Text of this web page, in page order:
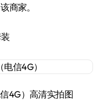
商家。
4G）高清实拍图